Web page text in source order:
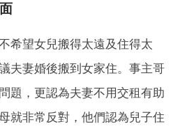
希望女兒搬得太遠及住得太
夫妻婚後搬到女家住。事主哥
題，更認為夫妻不用交租有助
就非常反對，他們認為兒子住